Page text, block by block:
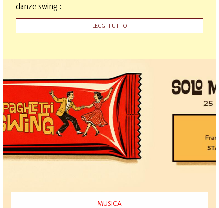
danze swing :
LEGGI TUTTO
MUSICA